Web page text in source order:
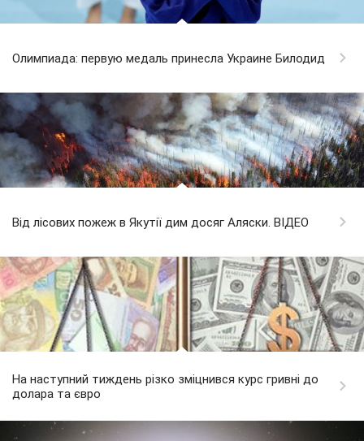
Олимпиада: первую медаль принесла Украине Билодид
Від лісових пожеж в Якутії дим досяг Аляски. ВІДЕО
На наступний тиждень різко зміцнився курс гривні до
долара та євро